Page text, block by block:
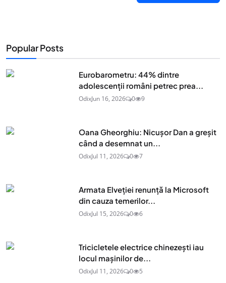
Popular Posts
Eurobarometru: 44% dintre
adolescenţii români petrec prea...
OdixJun 16, 2026 0 9
Oana Gheorghiu: Nicușor Dan a greșit
când a desemnat un...
OdixJul 11, 2026 0 7
Armata Elveției renunță la Microsoft
din cauza temerilor...
OdixJul 15, 2026 0 6
Tricicletele electrice chinezești iau
locul mașinilor de...
OdixJul 11, 2026 0 5